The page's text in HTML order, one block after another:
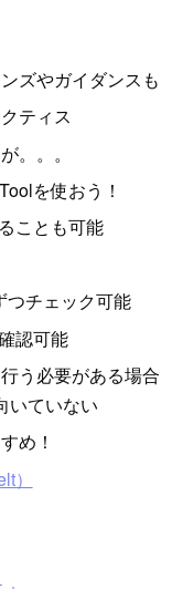
ズやガイダンスも
ティス
。。。
を使おう！
ことも可能
つチェック可能
認可能
う必要がある場合
いていない
め！
）